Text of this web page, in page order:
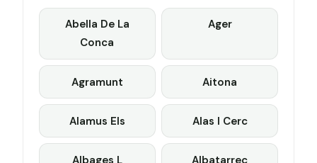
Abella De La
Conca
Ager
Agramunt Aitona
Alamus Els Alas I Cerc
Albages L Albatarrec